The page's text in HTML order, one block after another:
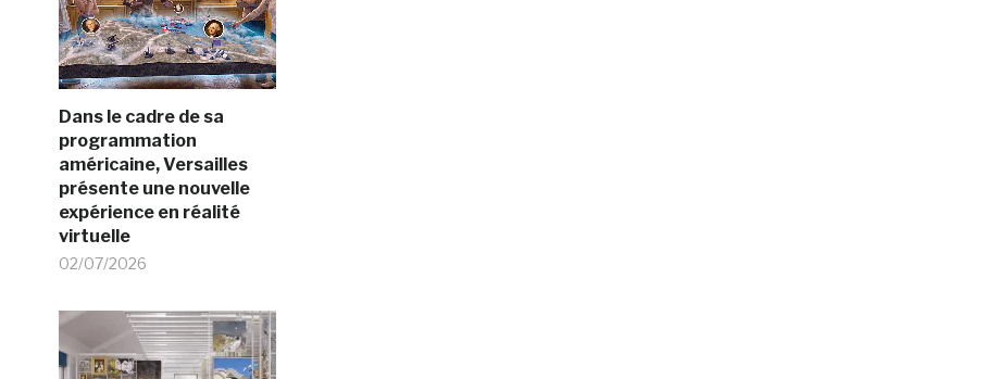
Dans le cadre de sa
programmation
américaine, Versailles
présente une nouvelle
expérience en réalité
virtuelle
02/07/2026